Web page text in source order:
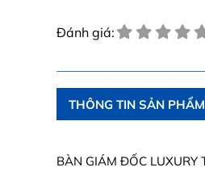
Đánh giá:
THÔNG TIN SẢN PHẨM
BÀN GIÁM ĐỐC LUXURY